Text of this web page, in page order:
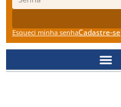
Esqueci minha senhaCadastre-se